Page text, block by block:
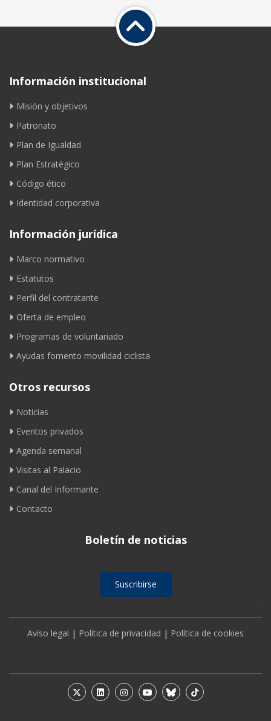
Información institucional
Misión y objetivos
Patronato
Plan de Igualdad
Plan Estratégico
Código ético
Identidad corporativa
Información jurídica
Marco normativo
Estatutos
Perfil del contratante
Oferta de empleo
Programas de voluntariado
Ayudas fomento movilidad ciclista
Otros recursos
Noticias
Eventos privados
Agenda semanal
Visitas al Palacio
Canal del Informante
Contacto
Boletín de noticias
Suscribirse
Avíso legal | Política de privacidad | Política de cookies